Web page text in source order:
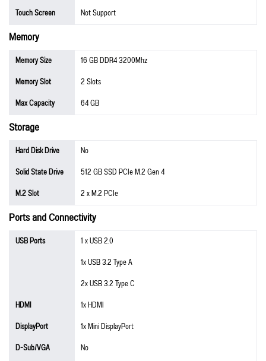
Touch Screen
Not Support
Memory
Memory Size
16 GB DDR4 3200Mhz
Memory Slot
2 Slots
Max Capacity
64 GB
Storage
Hard Disk Drive
No
Solid State Drive
512 GB SSD PCIe M.2 Gen 4
M.2 Slot
2 x M.2 PCIe
Ports and Connectivity
USB Ports
1 x USB 2.0
1x USB 3.2 Type A
2x USB 3.2 Type C
HDMI
1x HDMI
DisplayPort
1x Mini DisplayPort
D-Sub/VGA
No